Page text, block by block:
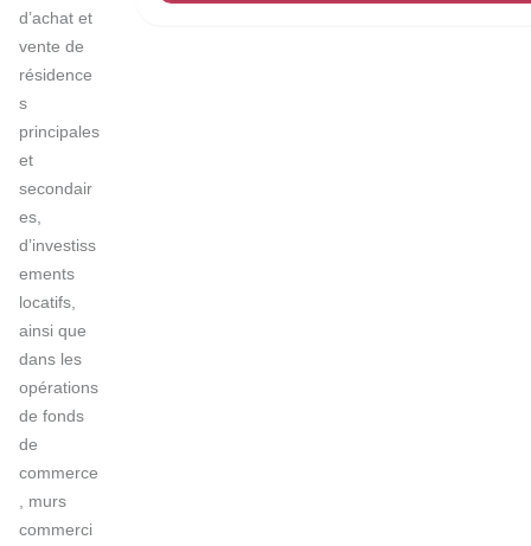
d’achat et
vente de
résidence
s
principales
et
secondair
es,
d’investiss
ements
locatifs,
ainsi que
dans les
opérations
de fonds
de
commerce
, murs
commerci